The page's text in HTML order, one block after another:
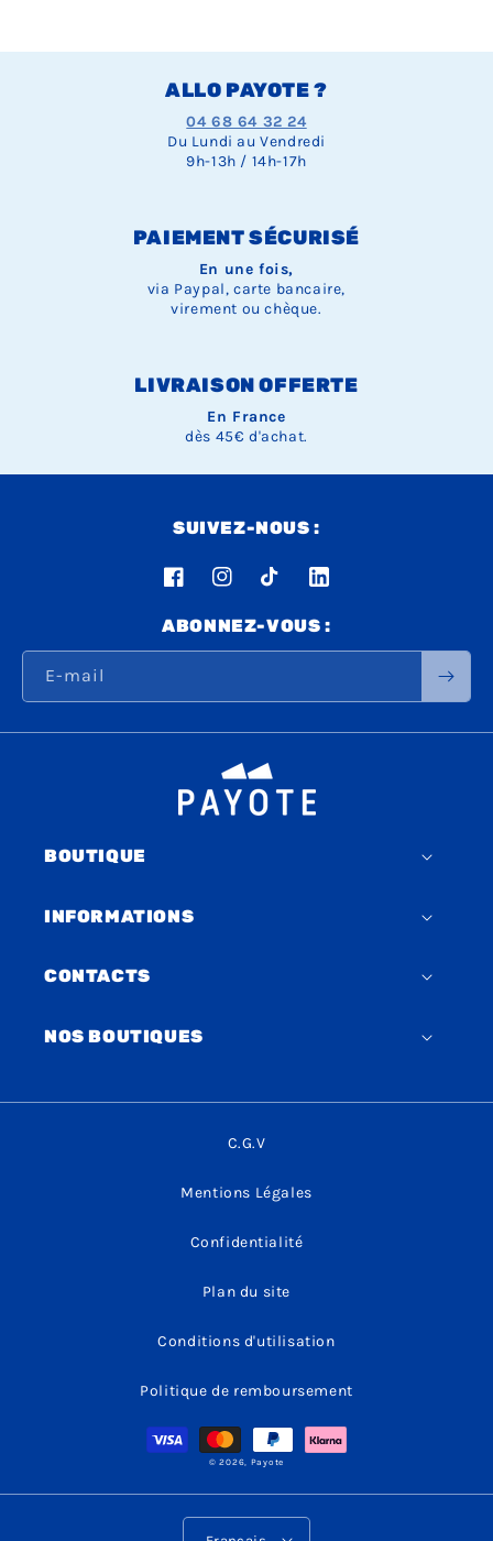
ALLO PAYOTE ?
04 68 64 32 24
Du Lundi au Vendredi
9h-13h / 14h-17h
PAIEMENT SÉCURISÉ
En une fois,
via Paypal, carte bancaire,
virement ou chèque.
LIVRAISON OFFERTE
En France
dès 45€ d'achat.
SUIVEZ-NOUS :
FacebookInstagramTikTok LinkedIn
ABONNEZ-VOUS :
E-mail
BOUTIQUE
INFORMATIONS
CONTACTS
NOS BOUTIQUES
C.G.V
Mentions Légales
Confidentialité
Plan du site
Conditions d'utilisation
Politique de remboursement
© 2026, Payote